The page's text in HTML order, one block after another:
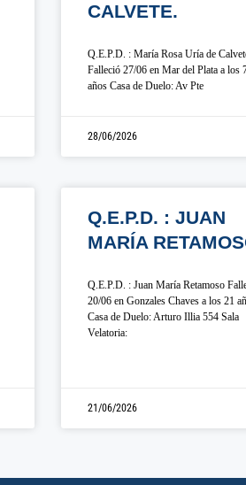
CALVETE.
Q.E.P.D. : María Rosa Uría de
Falleció 27/06 en Mar del Plata a los
años Casa de Duelo: Av Pte
28/06/2026
Q.E.P.D. : JUAN
MARÍA
Q.E.P.D. : Juan María Retamoso
20/06 en Gonzales Chaves a los 21
Casa de Duelo: Arturo Illia 554 Sala
Velatoria:
21/06/2026